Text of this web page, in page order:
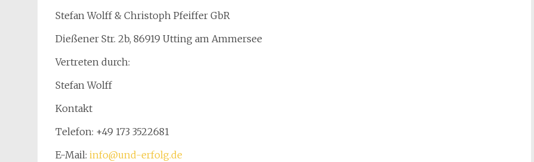
Stefan Wolff & Christoph Pfeiffer GbR
Dießener Str. 2b, 86919 Utting am Ammersee
Vertreten durch:
Stefan Wolff
Kontakt
Telefon: +49 173 3522681
E-Mail: info@und-erfolg.de